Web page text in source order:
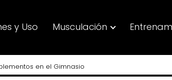
y Uso Musculación
en el Gimnasio